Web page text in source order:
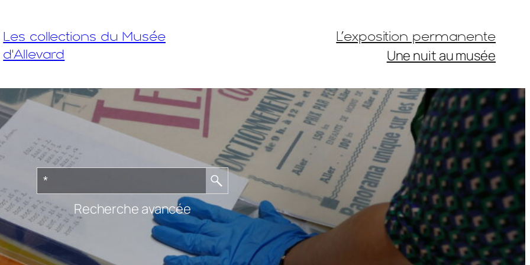
Les collections du Musée
d'Allevard
L’exposition permanente
Une nuit au musée
Recherche avancée